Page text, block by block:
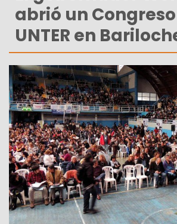
abrió un
UNTER en